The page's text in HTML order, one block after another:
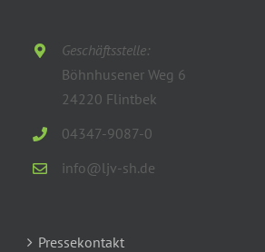
Geschäftsstelle:
Böhnhusener Weg 6
24220 Flintbek
04347-9087-0
info@ljv-sh.de
Pressekontakt